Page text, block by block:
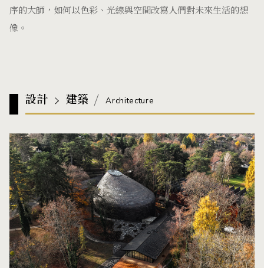
序的大師，如何以色彩、光線與空間改寫人們對未來生活的想
像。
設計 建築 Architecture